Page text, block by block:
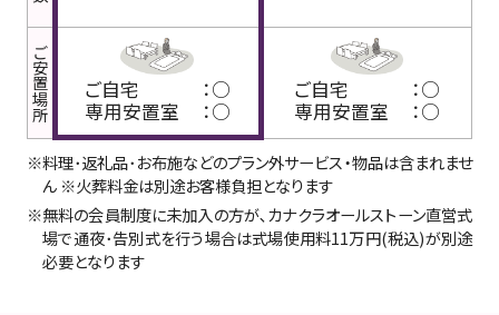
ご安置場所 ご自宅
：○
専用安置室
：○
ご自宅
：○
専用安置室
：○
※料理･返礼品･お布施などのプラン外サービス・物品は含まれませ
ん ※火葬料金は別途お客様負担となります
※無料の会員制度に未加入の方が､カナクラオールストーン直営式
場で通夜･告別式を行う場合は式場使用料11万円(税込)が別途
必要となります